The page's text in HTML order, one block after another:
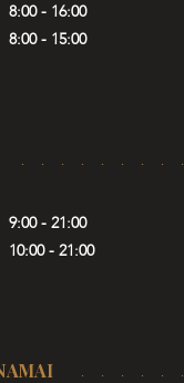
8:00 - 16:00
8:00 - 15:00
9:00 - 21:00
10:00 - 21:00